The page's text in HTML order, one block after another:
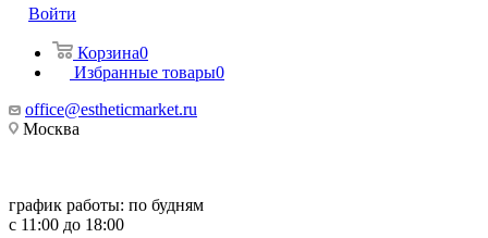
Войти
Корзина0
Избранные товары0
office@estheticmarket.ru
Москва
график работы: по будням
с 11:00 до 18:00